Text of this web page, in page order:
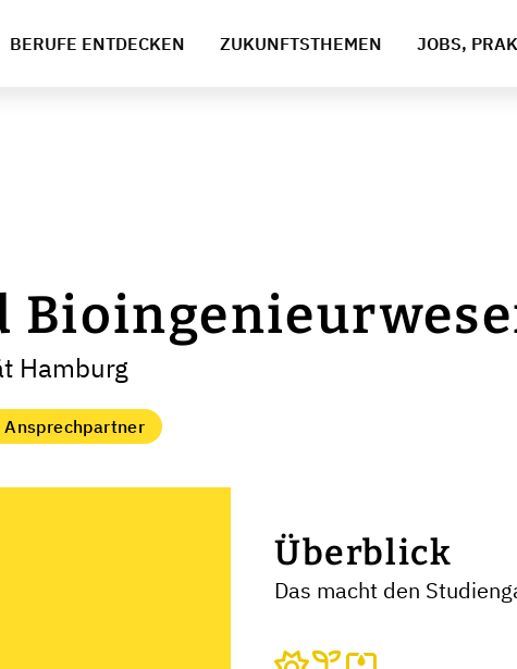
BERUFE ENTDECKEN ZUKUNFTSTHEMEN JOBS,
Hamburg
Ansprechpartner
Überblick
Das macht den